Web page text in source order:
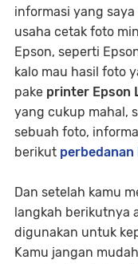
informasi yang
usaha cetak foto
Epson, seperti
kalo mau hasil foto
pake printer Epson
yang cukup mahal,
sebuah foto,
berikut perbedanan
Dan setelah kamu
langkah berikutnya
digunakan untuk
Kamu jangan